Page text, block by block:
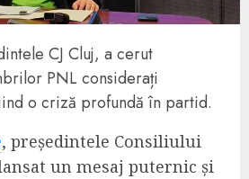
CJ Cluj, a cerut
PNL considerați
o criză profundă în partid.
, președintele Consiliului
un mesaj puternic și